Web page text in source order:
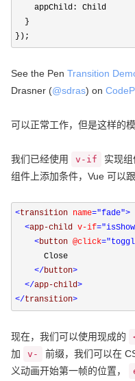
    appChild: Child
  }
});
See the Pen Transition
Drasner (@sdras) on
可以正常工作，但是这样的
我们已经使用 v-if
实现
组件上添加条件，Vue 可以
<transition name="fade">
<app-child v-if
<button @click
      Close
</button>
</app-child>
</transition>
现在，我们可以使用现成的
加
v- 前缀，我们可以在
义动画开始第一帧的位置，